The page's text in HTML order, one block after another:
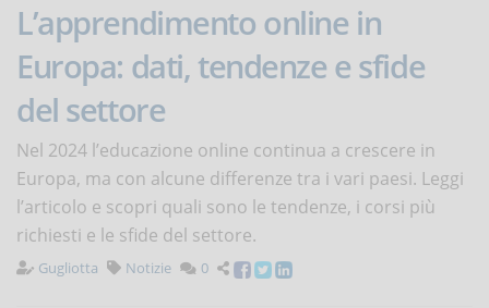
L’apprendimento online in
Europa: dati, tendenze e sfide
del settore
Nel 2024 l’educazione online continua a crescere in
Europa, ma con alcune differenze tra i vari paesi. Leggi
l’articolo e scopri quali sono le tendenze, i corsi più
richiesti e le sfide del settore.
Gugliotta Notizie 0